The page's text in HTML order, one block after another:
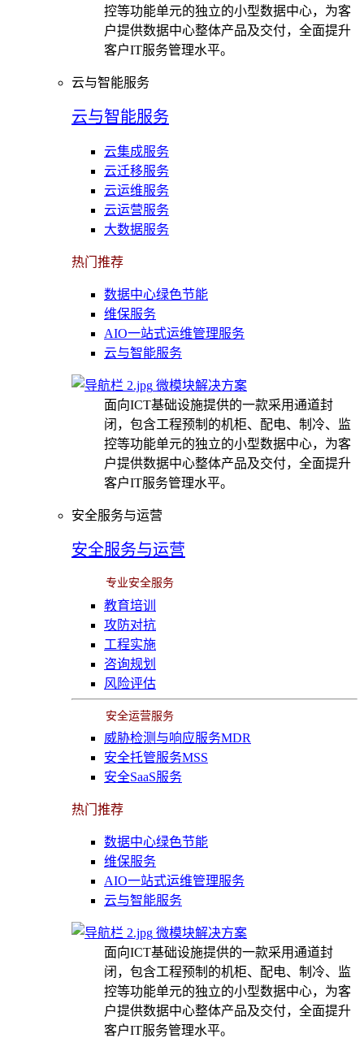
控等功能单元的独立的小型数据中心，为客
户提供数据中心整体产品及交付，全面提升
客户IT服务管理水平。
云与智能服务
云与智能服务
云集成服务
云迁移服务
云运维服务
云运营服务
大数据服务
热门推荐
数据中心绿色节能
维保服务
AIO一站式运维管理服务
云与智能服务
微模块解决方案
面向ICT基础设施提供的一款采用通道封
闭，包含工程预制的机柜、配电、制冷、监
控等功能单元的独立的小型数据中心，为客
户提供数据中心整体产品及交付，全面提升
客户IT服务管理水平。
安全服务与运营
安全服务与运营
专业安全服务
教育培训
攻防对抗
工程实施
咨询规划
风险评估
安全运营服务
威胁检测与响应服务MDR
安全托管服务MSS
安全SaaS服务
热门推荐
数据中心绿色节能
维保服务
AIO一站式运维管理服务
云与智能服务
微模块解决方案
面向ICT基础设施提供的一款采用通道封
闭，包含工程预制的机柜、配电、制冷、监
控等功能单元的独立的小型数据中心，为客
户提供数据中心整体产品及交付，全面提升
客户IT服务管理水平。